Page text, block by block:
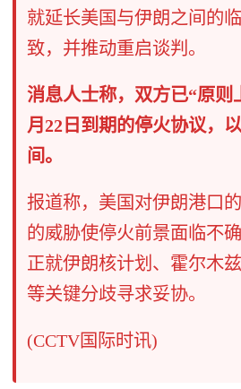
就延长美国与伊朗之间的
致，并推动重启谈判。
消息人士称，双方已“原则
月22日到期的停火协议，
间。
报道称，美国对伊朗港口
的威胁使停火前景面临不
正就伊朗核计划、霍尔木
等关键分歧寻求妥协。
(CCTV国际时讯)